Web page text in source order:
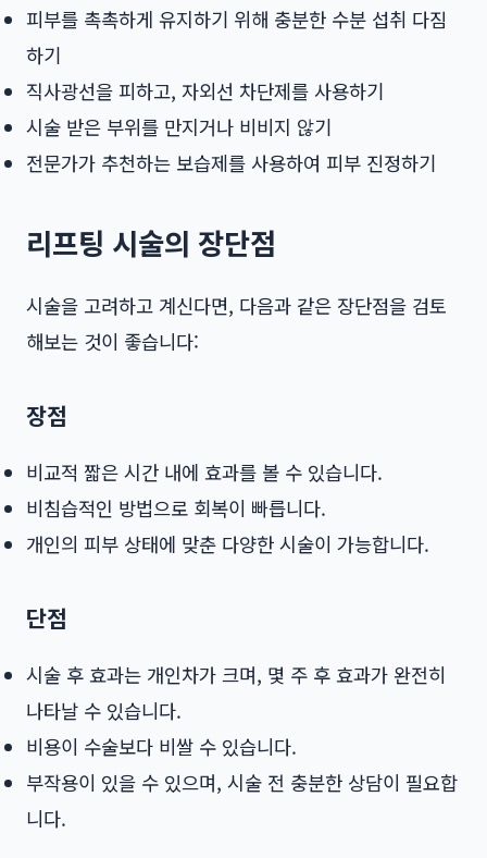
피부를 촉촉하게 유지하기 위해 충분한 수분 섭취 다짐
하기
직사광선을 피하고, 자외선 차단제를 사용하기
시술 받은 부위를 만지거나 비비지 않기
전문가가 추천하는 보습제를 사용하여 피부 진정하기
리프팅 시술의 장단점
시술을 고려하고 계신다면, 다음과 같은 장단점을 검토
해보는 것이 좋습니다:
장점
비교적 짧은 시간 내에 효과를 볼 수 있습니다.
비침습적인 방법으로 회복이 빠릅니다.
개인의 피부 상태에 맞춘 다양한 시술이 가능합니다.
단점
시술 후 효과는 개인차가 크며, 몇 주 후 효과가 완전히
나타날 수 있습니다.
비용이 수술보다 비쌀 수 있습니다.
부작용이 있을 수 있으며, 시술 전 충분한 상담이 필요합
니다.